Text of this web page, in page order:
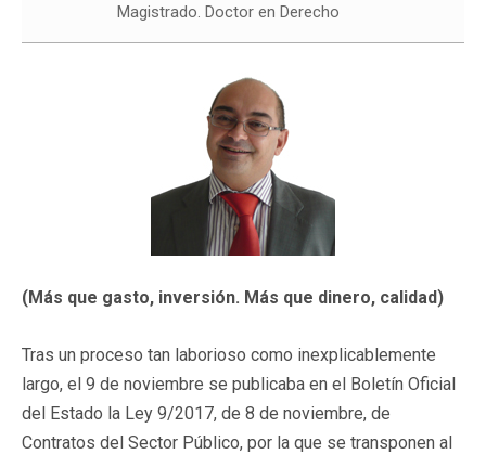
Magistrado. Doctor en Derecho
(Más que gasto, inversión. Más que dinero, calidad)
Tras un proceso tan laborioso como inexplicablemente
largo, el 9 de noviembre se publicaba en el Boletín Oficial
del Estado la Ley 9/2017, de 8 de noviembre, de
Contratos del Sector Público, por la que se transponen al